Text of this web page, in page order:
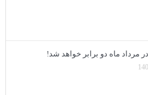
مرداد ماه دو برابر خواهد شد!